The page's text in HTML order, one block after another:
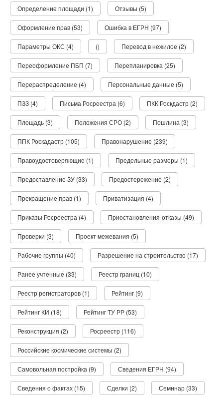
Определение площади (1) Отзывы (5)
Оформление прав (53) Ошибка в ЕГРН (97)
Параметры ОКС (4) () Перевод в нежилое (2)
Переоформление ПБП (7) Перепланировка (25)
Перераспределение (4) Персональные данные (5)
ПЗЗ (4) Письма Росреестра (6) ПКК Роскдастр (2)
Площадь (3) Положения СРО (2) Пошлина (3)
ППК Роскадастр (105) Правонарушение (239)
Правоудостоверяющие (1) Предельные размеры (1)
Предоставление ЗУ (33) Предостережение (2)
Прекращение прав (1) Приватизация (4)
Приказы Росреестра (4) Приостановления-отказы (49)
Проверки (3) Проект межевания (5)
Рабочие группы (40) Разрешение на строительство (17)
Ранее учтенные (33) Реестр границ (10)
Реестр регистраторов (1) Рейтинг (9)
Рейтинг КИ (18) Рейтинг ТУ РР (53)
Реконструкция (2) Росреестр (116)
Российские космические системы (2)
Самовольная постройка (9) Сведения ЕГРН (94)
Сведения о фактах (15) Сделки (2) Семинар (33)